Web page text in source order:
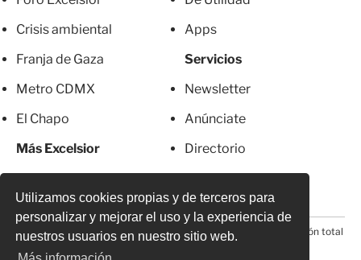
Utilizamos cookies propias y de terceros para
personalizar y mejorar el uso y la experiencia de
nuestros usuarios en nuestro sitio web.
Crisis ambiental
Franja de Gaza
Metro CDMX
El Chapo
Más Excelsior
Apps
Servicios
Newsletter
Anúnciate
Directorio
© 2026 Todos los derechos reservados. Prohibida la reproducción total
o parcial, incluyendo cualquier medio electrónico*